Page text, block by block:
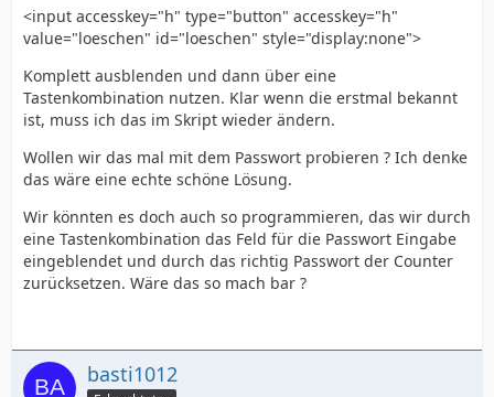
<input accesskey="h" type="button" accesskey="h"
value="loeschen" id="loeschen" style="display:none">
Komplett ausblenden und dann über eine
Tastenkombination nutzen. Klar wenn die erstmal bekannt
ist, muss ich das im Skript wieder ändern.
Wollen wir das mal mit dem Passwort probieren ? Ich denke
das wäre eine echte schöne Lösung.
Wir könnten es doch auch so programmieren, das wir durch
eine Tastenkombination das Feld für die Passwort Eingabe
eingeblendet und durch das richtig Passwort der Counter
zurücksetzen. Wäre das so mach bar ?
basti1012